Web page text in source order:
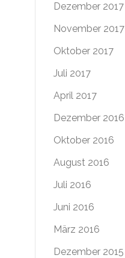
Dezember 2017
November 2017
Oktober 2017
Juli 2017
April 2017
Dezember 2016
Oktober 2016
August 2016
Juli 2016
Juni 2016
März 2016
Dezember 2015